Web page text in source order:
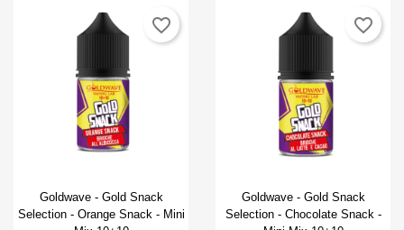
Anteprima
Goldwave - Gold Snack
Selection - Orange Snack - Mini
favorite_border
Anteprima
Goldwave - Gold Snack
Selection - Chocolate Snack -
favorite_border